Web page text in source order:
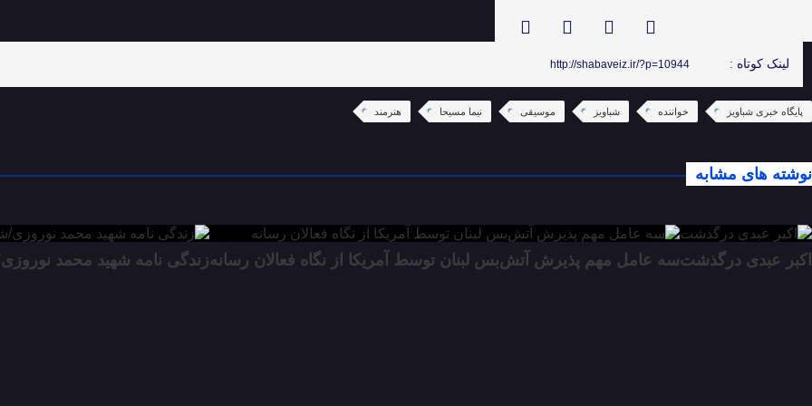
لینک کوتاه : http://shabaveiz.ir/?p=10944
پایگاه خبری شباویز خواننده شباویز موسیقی نیما مسیحا هنرمند
نوشته های مشابه
اکبر عبدی درگذشتسه عامل مهم پذیرش آتش‌بس لبنان توسط آمریکا از نگاه فعالان رسانهزندگی نامه شهید محمد